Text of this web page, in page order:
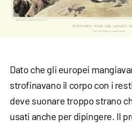
Dato che gli europei
strofinavano il corpo con i
deve suonare troppo strano
usati anche per dipingere. Il